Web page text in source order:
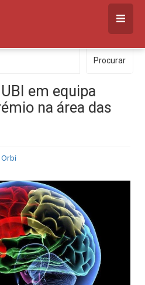
Procurar
em equipa
na área das